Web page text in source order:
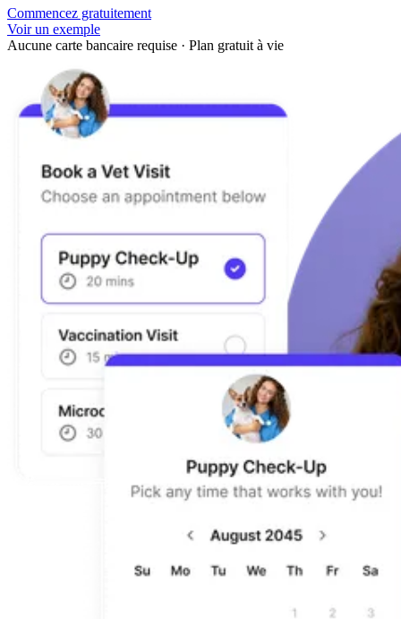
Commencez gratuitement
Voir un exemple
Aucune carte bancaire requise · Plan gratuit à vie